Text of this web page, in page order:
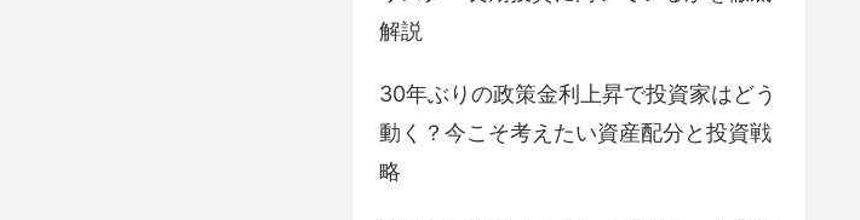
解説
30年ぶりの政策金利上昇で投資家はどう
動く？今こそ考えたい資産配分と投資戦
略